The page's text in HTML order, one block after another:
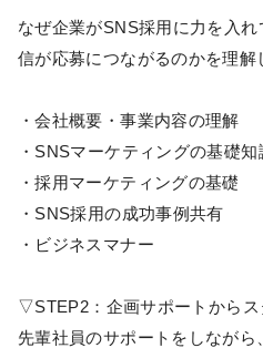
なぜ企業がSNS採用に力を入
信が応募につながるのかを理解
・会社概要・事業内容の理解
・SNSマーケティングの基礎知
・採用マーケティングの基礎
・SNS採用の成功事例共有
・ビジネスマナー
▽STEP2：企画サポートからス
先輩社員のサポートをしなが